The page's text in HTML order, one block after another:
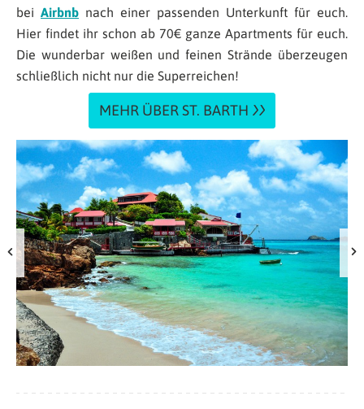
bei Airbnb nach einer passenden Unterkunft für euch.
Hier findet ihr schon ab 70€ ganze Apartments für euch.
Die wunderbar weißen und feinen Strände überzeugen
schließlich nicht nur die Superreichen!
MEHR ÜBER ST. BARTH